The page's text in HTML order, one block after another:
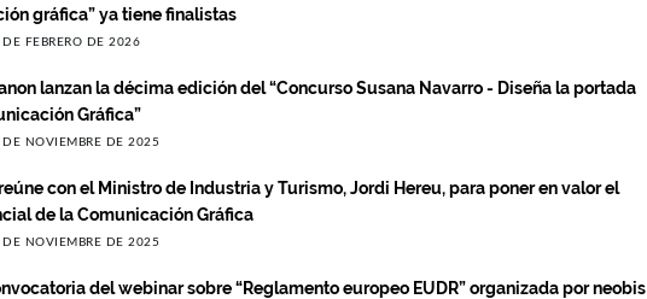
gráfica” ya tiene finalistas
FEBRERO DE 2026
lanzan la décima edición del “Concurso Susana Navarro - Diseña la portada
Gráfica”
NOVIEMBRE DE 2025
con el Ministro de Industria y Turismo, Jordi Hereu, para poner en valor el
de la Comunicación Gráfica
DE NOVIEMBRE DE 2025
del webinar sobre “Reglamento europeo EUDR” organizada por neobis